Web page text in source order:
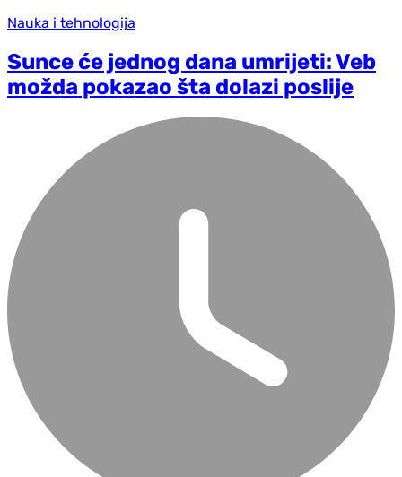
Nauka i tehnologija
Sunce će jednog dana umrijeti: Veb
možda pokazao šta dolazi poslije